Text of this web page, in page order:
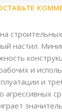
настил.
и
и